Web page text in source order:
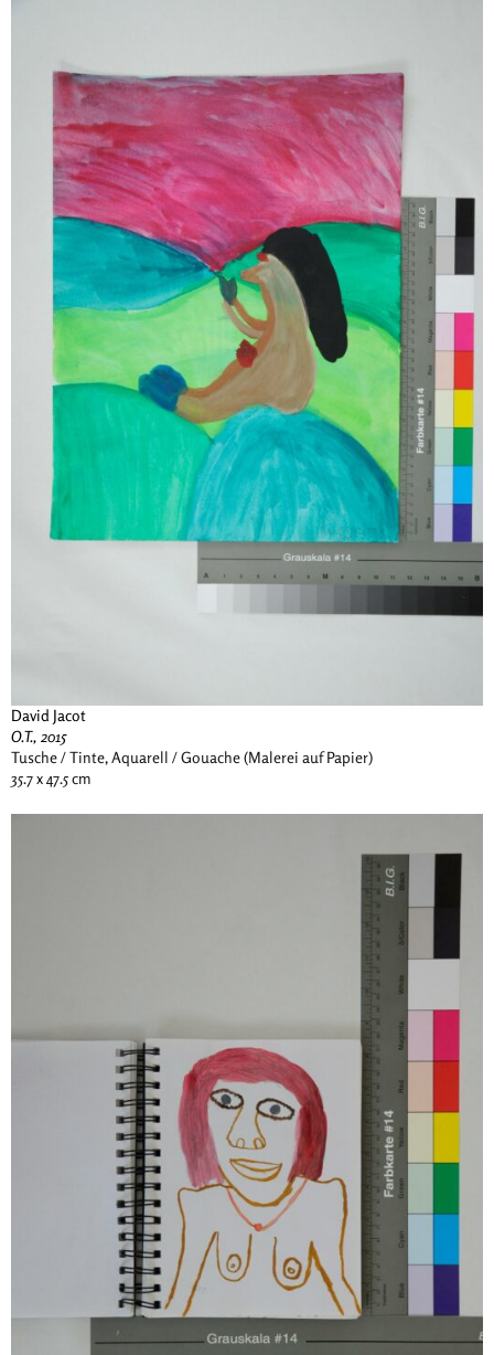
David Jacot
O.T., 2015
Tusche / Tinte, Aquarell / Gouache (Malerei auf Papier)
35.7 x 47.5 cm